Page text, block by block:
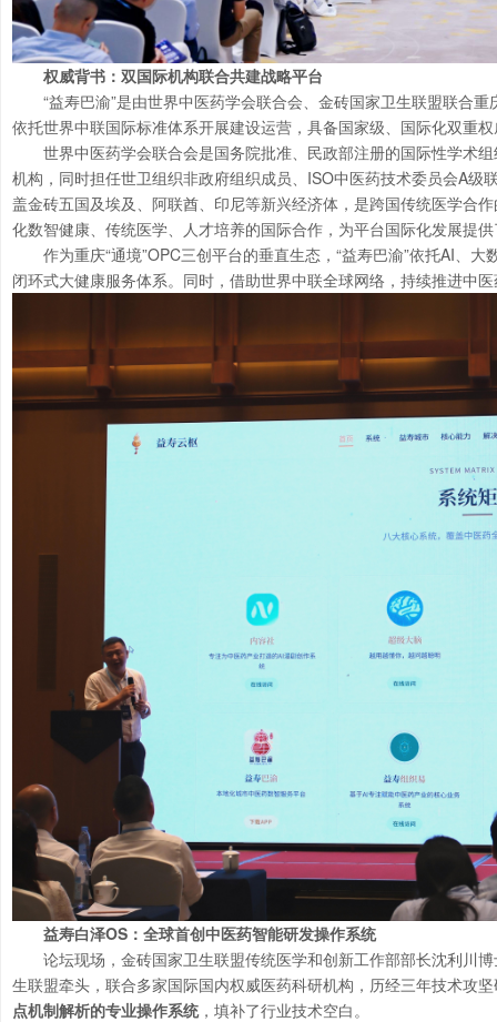
权威背书：双国际机构联合共建战略平台
“益寿巴渝”是由世界中医药学会联合会、金砖国家卫生联盟联合
依托世界中联国际标准体系开展建设运营，具备国家级、国际化双重
世界中医药学会联合会是国务院批准、民政部注册的国际性学术
机构，同时担任世卫组织非政府组织成员、ISO中医药技术委员会A
盖金砖五国及埃及、阿联酋、印尼等新兴经济体，是跨国传统医学合
化数智健康、传统医学、人才培养的国际合作，为平台国际化发展提
作为重庆“通境”OPC三创平台的垂直生态，“益寿巴渝”依托AI、
闭环式大健康服务体系。同时，借助世界中联全球网络，持续推进中
益寿白泽OS：全球首创中医药智能研发操作系统
论坛现场，金砖国家卫生联盟传统医学和创新工作部部长沈利
生联盟牵头，联合多家国际国内权威医药科研机构，历经三年技术攻
点机制解析的专业操作系统，填补了行业技术空白。